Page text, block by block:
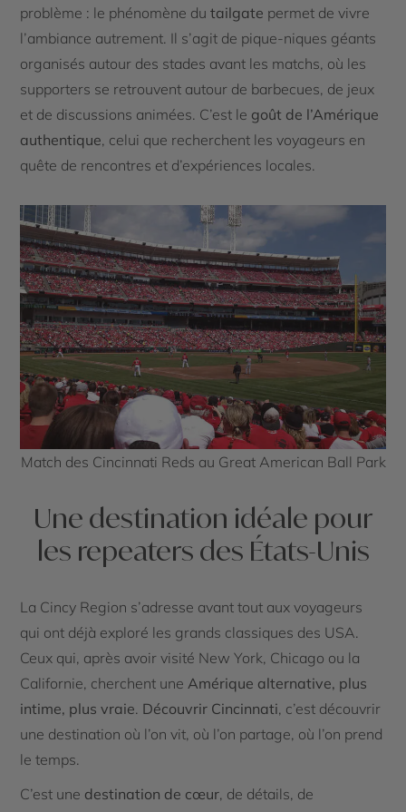
problème : le phénomène dutailgate permet de vivre
l’ambiance autrement. Il s’agit de pique-niques géants
organisés autour des stades avant les matchs, où les
supporters se retrouvent autour de barbecues, de jeux
et de discussions animées. C’est le goût de l’Amérique
authentique, celui que recherchent les voyageurs en
quête de rencontres et d’expériences locales.
Match des Cincinnati Reds au Great American Ball Park
Une destination idéale pour
les repeaters des États-Unis
La Cincy Region s’adresse avant tout aux voyageurs
qui ont déjà exploré les grands classiques des USA.
Ceux qui, après avoir visité New York, Chicago ou la
Californie, cherchent une Amérique alternative, plus
intime, plus vraie. Découvrir Cincinnati, c’est découvrir
une destination où l’on vit, où l’on partage, où l’on prend
le temps.
C’est une destination de cœur, de détails, de